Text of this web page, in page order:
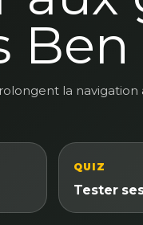
la
QUIZ
Tester